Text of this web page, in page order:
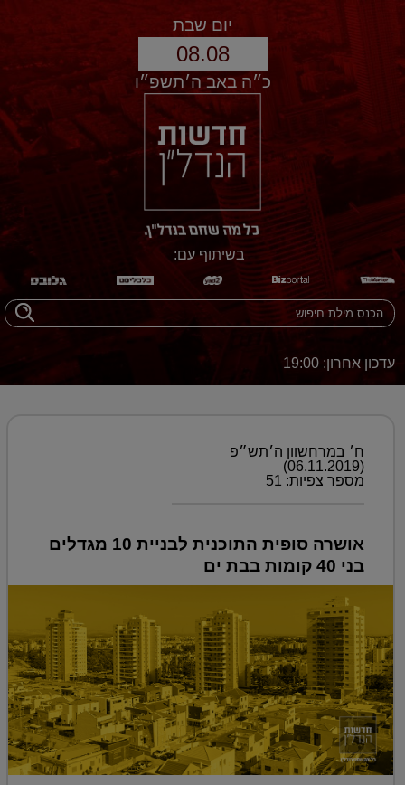
יום שבת
08.08
כ״ה באב ה׳תשפ״ו
בשיתוף עם:
עדכון אחרון: 19:00
ח׳ במרחשוון ה׳תש״פ
(06.11.2019)
מספר צפיות: 51
אושרה סופית התוכנית לבניית 10 מגדלים
בני 40 קומות בבת ים